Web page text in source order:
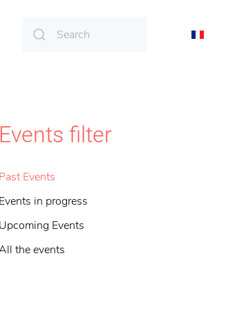
Events filter
Past Events
Events in progress
Upcoming Events
the events